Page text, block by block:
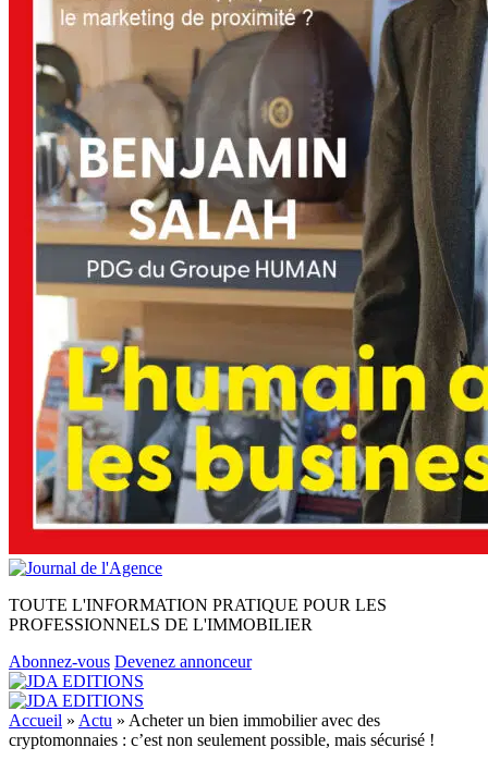
TOUTE L'INFORMATION PRATIQUE POUR LES
PROFESSIONNELS DE L'IMMOBILIER
Abonnez-vous Devenez annonceur
Accueil » Actu » Acheter un bien immobilier avec des
cryptomonnaies : c’est non seulement possible, mais sécurisé !